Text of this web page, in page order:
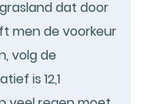
dat door
men de voorkeur
volg de
is 12,1